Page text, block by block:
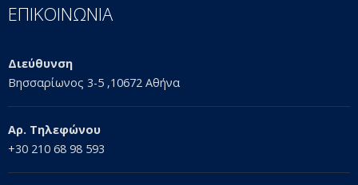
ΕΠΙΚΟΙΝΩΝΙΑ
Διεύθυνση
Βησσαρίωνος 3-5 ,10672 Αθήνα
Αρ. Τηλεφώνου
+30 210 68 98 593